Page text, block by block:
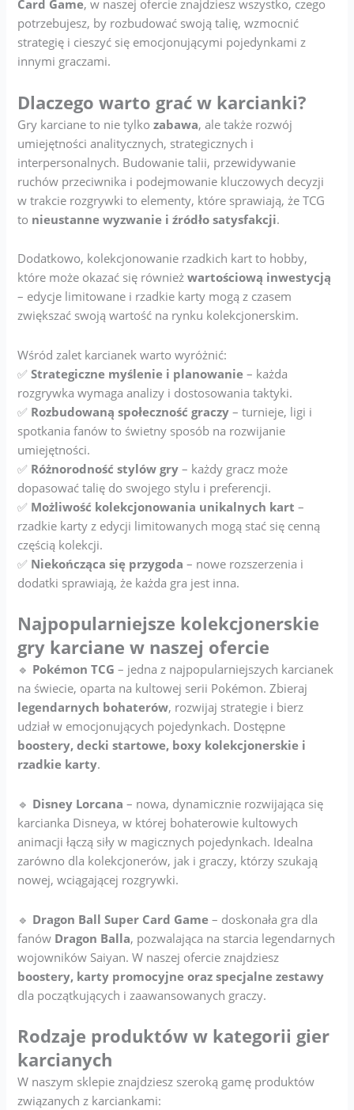
Card Game, w naszej ofercie znajdziesz wszystko, czego
potrzebujesz, by rozbudować swoją talię, wzmocnić
strategię i cieszyć się emocjonującymi pojedynkami z
innymi graczami.
Dlaczego warto grać w karcianki?
Gry karciane to nie tylkozabawa, ale także rozwój
umiejętności analitycznych, strategicznych i
interpersonalnych. Budowanie talii, przewidywanie
ruchów przeciwnika i podejmowanie kluczowych decyzji
w trakcie rozgrywki to elementy, które sprawiają, że TCG
to nieustanne wyzwanie i źródło satysfakcji.
Dodatkowo, kolekcjonowanie rzadkich kart to hobby,
które może okazać się równieżwartościową inwestycją
– edycje limitowane i rzadkie karty mogą z czasem
zwiększać swoją wartość na rynku kolekcjonerskim.
Wśród zalet karcianek warto wyróżnić:
✅Strategiczne myślenie i planowanie – każda
rozgrywka wymaga analizy i dostosowania taktyki.
✅ Rozbudowaną społeczność graczy – turnieje, ligi i
spotkania fanów to świetny sposób na rozwijanie
umiejętności.
✅ Różnorodność stylów gry – każdy gracz może
dopasować talię do swojego stylu i preferencji.
✅ Możliwość kolekcjonowania unikalnych kart –
rzadkie karty z edycji limitowanych mogą stać się cenną
częścią kolekcji.
✅ Niekończąca się przygoda – nowe rozszerzenia i
dodatki sprawiają, że każda gra jest inna.
Najpopularniejsze kolekcjonerskie
gry karciane w naszej ofercie
🔹 Pokémon TCG – jedna z najpopularniejszych karcianek
na świecie, oparta na kultowej serii Pokémon. Zbieraj
legendarnych bohaterów, rozwijaj strategie i bierz
udział w emocjonujących pojedynkach. Dostępne
boostery, decki startowe, boxy kolekcjonerskie i
rzadkie karty.
🔹 Disney Lorcana – nowa, dynamicznie rozwijająca się
karcianka Disneya, w której bohaterowie kultowych
animacji łączą siły w magicznych pojedynkach. Idealna
zarówno dla kolekcjonerów, jak i graczy, którzy szukają
nowej, wciągającej rozgrywki.
🔹 Dragon Ball Super Card Game – doskonała gra dla
fanów Dragon Balla, pozwalająca na starcia legendarnych
wojowników Saiyan. W naszej ofercie znajdziesz
boostery, karty promocyjne oraz specjalne zestawy
dla początkujących i zaawansowanych graczy.
Rodzaje produktów w kategorii gier
karcianych
W naszym sklepie znajdziesz szeroką gamę produktów
związanych z karciankami: